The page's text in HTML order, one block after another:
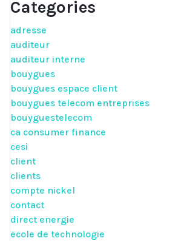
Categories
adresse
auditeur
auditeur interne
bouygues
bouygues espace client
bouygues telecom entreprises
bouyguestelecom
ca consumer finance
cesi
client
clients
compte nickel
contact
direct energie
ecole de technologie